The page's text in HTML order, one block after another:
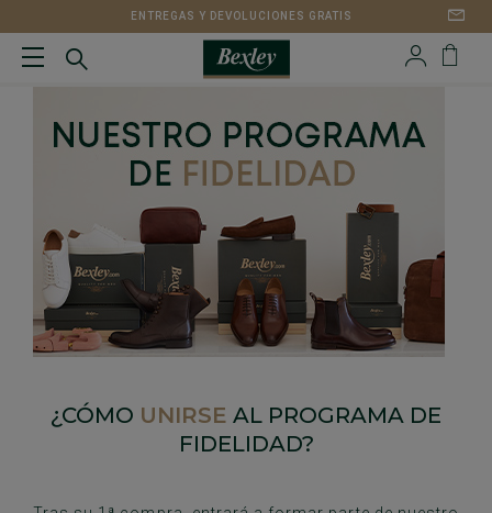
ENTREGAS Y DEVOLUCIONES GRATIS
¿CÓMO UNIRSE AL PROGRAMA DE
FIDELIDAD?